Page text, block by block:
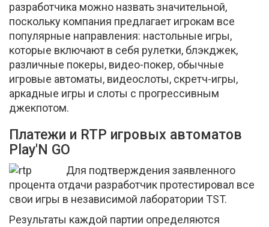
разработчика можно назвать значительной,
поскольку компания предлагает игрокам все
популярные направления: настольные игры,
которые включают в себя рулетки, блэкджек,
различные покеры, видео-покер, обычные
игровые автоматы, видеослоты, скретч-игры,
аркадные игры и слоты с прогрессивным
джекпотом.
Платежи и RTP игровых автоматов
Play'N GO
Для подтверждения заявленного
процента отдачи разработчик протестировал все
свои игры в независимой лаборатории TST.
Результаты каждой партии определяются